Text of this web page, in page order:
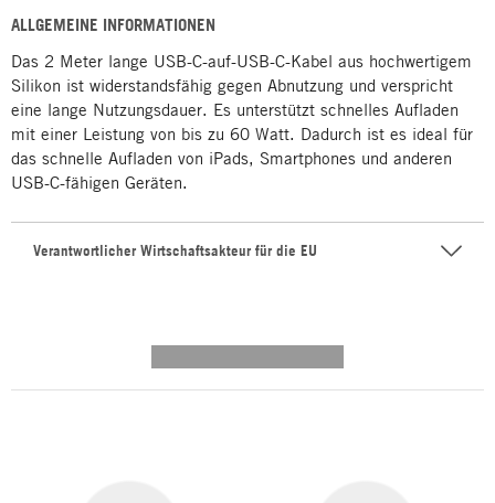
ALLGEMEINE INFORMATIONEN
Das 2 Meter lange USB-C-auf-USB-C-Kabel aus hochwertigem
Silikon ist widerstandsfähig gegen Abnutzung und verspricht
eine lange Nutzungsdauer. Es unterstützt schnelles Aufladen
mit einer Leistung von bis zu 60 Watt. Dadurch ist es ideal für
das schnelle Aufladen von iPads, Smartphones und anderen
USB-C-fähigen Geräten.
Verantwortlicher Wirtschaftsakteur für die EU